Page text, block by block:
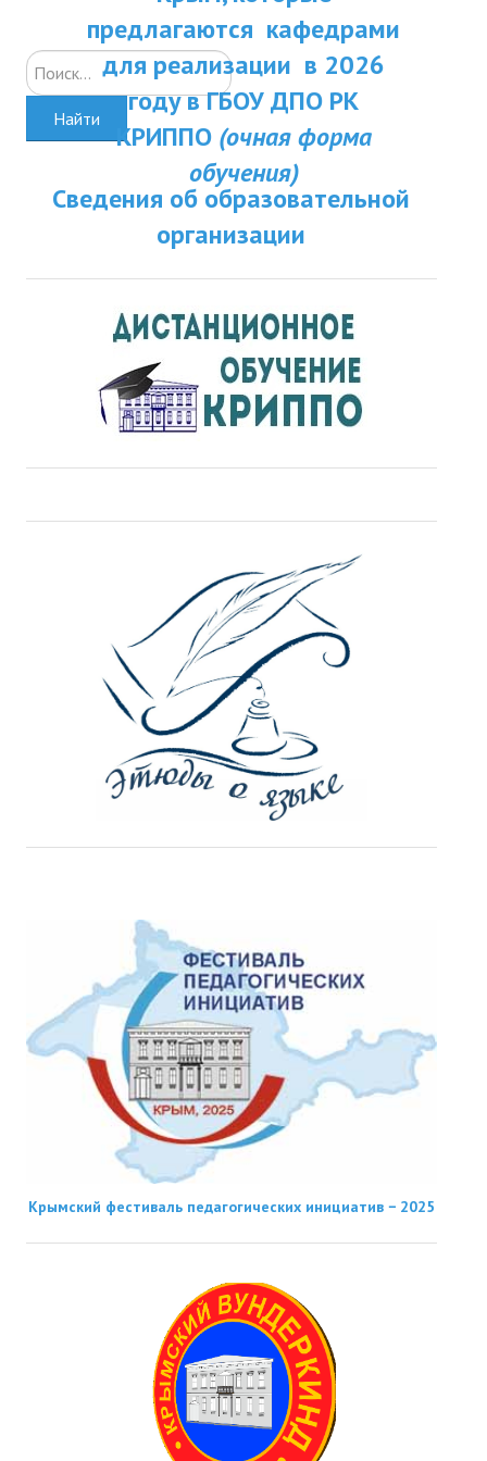
Профессиональная переподготовка
Повышение квалификации
ДПП ПК:
Актуальное
предлагаются кафедрами
для реализации в 2026
году в ГБОУ ДПО РК
КРИППО (очная форма
обучения)
Искать...
Найти
Сведения об образовательной
организации
Крымский фестиваль педагогических инициатив − 2025